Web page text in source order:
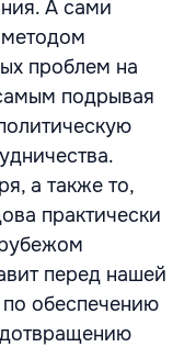
А сами
методом
проблем на
подрывая
а также то,
практически
перед нашей
обеспечению